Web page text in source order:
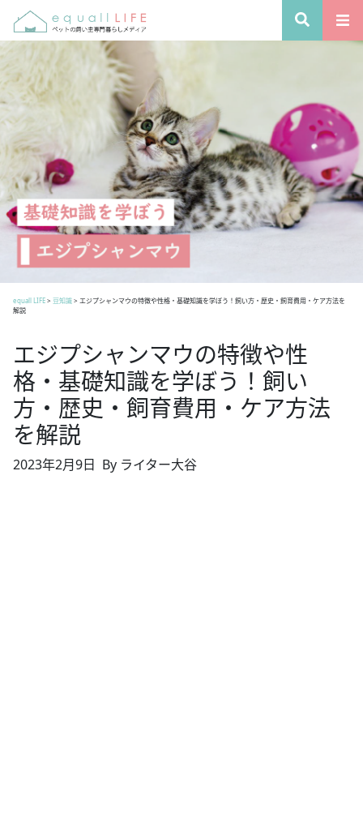
equall LIFE> 豆知識> エジプシャンマウの特徴や性格・基礎知識を学ぼう！飼い方・歴史・飼育費用・ケア方法を
解説
エジプシャンマウの特徴や性
格・基礎知識を学ぼう！飼い
方・歴史・飼育費用・ケア方法
を解説
2023年2月9日 By ライター大谷